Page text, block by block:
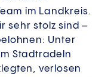
im Landkreis.
sehr stolz sind –
Unter
Stadtradeln
verlosen